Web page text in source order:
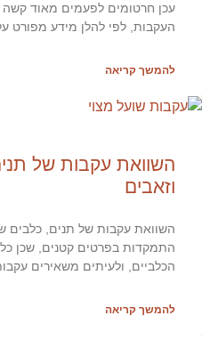
עכן חרטומים לפעמים מאוד קשה
העקבות, לפי להלן מידע מפורט
להמשך קריאה
השוואת עקבות של
וזאבים
השוואת עקבות של תנים, כלבים
התמקדות בפרטים קטנים, שכן
הכלביים, ולעיתים משאירים
להמשך קריאה